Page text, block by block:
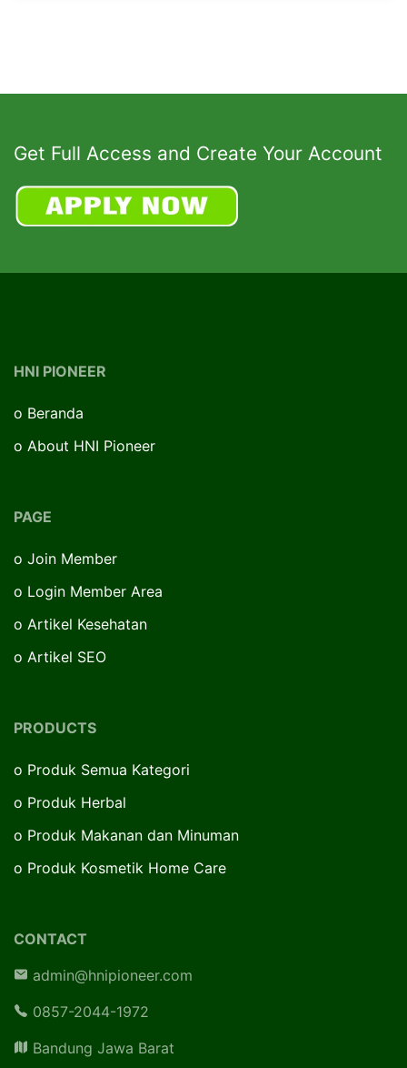
Get Full Access and Create Your Account
HNI PIONEER
o Beranda
o About HNI Pioneer
PAGE
o Join Member
o Login Member Area
o Artikel Kesehatan
o Artikel SEO
PRODUCTS
o Produk Semua Kategori
o Produk Herbal
o Produk Makanan dan Minuman
o Produk Kosmetik Home Care
CONTACT
admin@hnipioneer.com
0857-2044-1972
Bandung Jawa Barat